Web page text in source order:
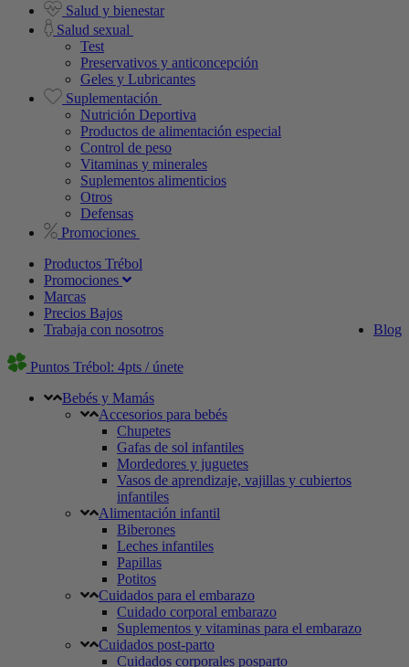
Salud y bienestar
Salud sexual
Test
Preservativos y anticoncepción
Geles y Lubricantes
Suplementación
Nutrición Deportiva
Productos de alimentación especial
Control de peso
Vitaminas y minerales
Suplementos alimenticios
Otros
Defensas
Promociones
Productos Trébol
Promociones
Marcas
Precios Bajos
Blog
Trabaja con nosotros
Puntos Trébol: 4pts / únete
Bebés y Mamás
Accesorios para bebés
Chupetes
Gafas de sol infantiles
Mordedores y juguetes
Vasos de aprendizaje, vajillas y cubiertos
infantiles
Alimentación infantil
Biberones
Leches infantiles
Papillas
Potitos
Cuidados para el embarazo
Cuidado corporal embarazo
Suplementos y vitaminas para el embarazo
Cuidados post-parto
Cuidados corporales posparto